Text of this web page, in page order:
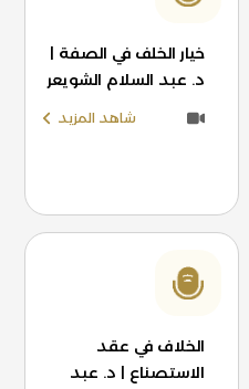
خيار الخلف في الصفة |
د. عبد السلام الشويعر
شاهد المزيد
الخلاف في عقد
الاستصناع | د. عبد